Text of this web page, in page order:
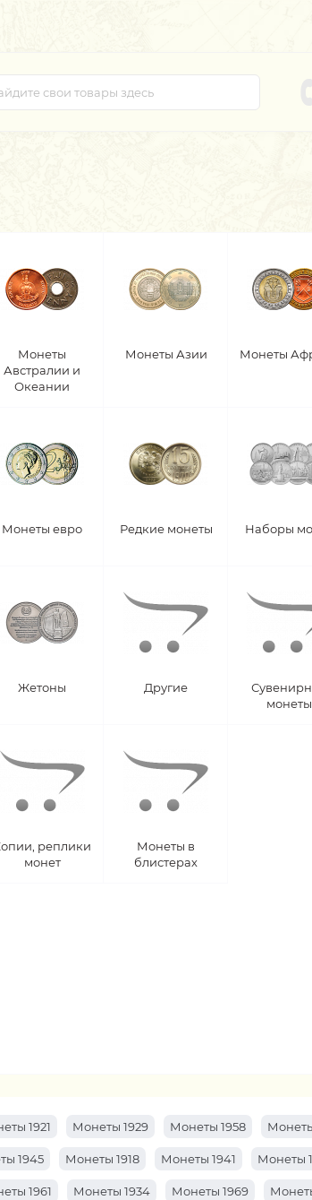
Монеты
Австралии и
Океании
Монеты Азии Монеты
Монеты евро Редкие монеты Наборы
Жетоны Другие
монеты
реплики
монет
Монеты в
блистерах
1921 Монеты 1929 Монеты 1958
1945 Монеты 1918 Монеты 1941 Монеты
1961 Монеты 1934 Монеты 1969